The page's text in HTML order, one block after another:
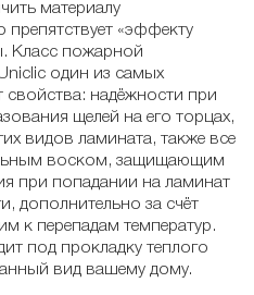
материалу
«эффекту
Класс пожарной
один из самых
свойства: надёжности при
щелей на его торцах,
видов ламината, также все
воском, защищающим
при попадании на ламинат
дополнительно за счёт
к перепадам температур.
под прокладку теплого
вид вашему дому.